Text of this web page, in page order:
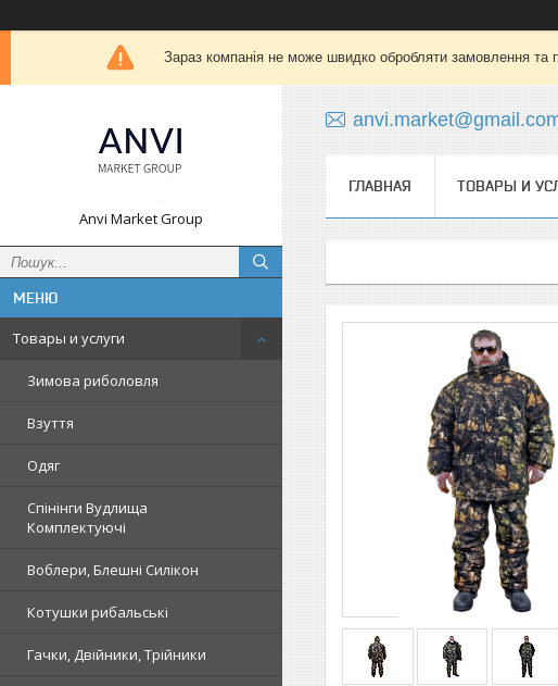
Зараз компанія не може швидко обробляти замовлення та
Anvi Market Group
Товары и услуги
Зимова риболовля
Взуття
Одяг
Спінінги Вудлища
Комплектуючі
Воблери, Блешні Силікон
Котушки рибальські
Гачки, Двійники, Трійники
ГЛАВНАЯ ТОВАРЫ И